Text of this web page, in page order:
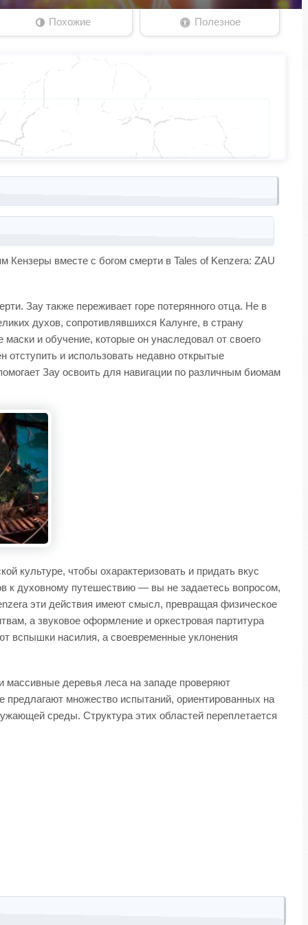
Похожие Полезное
вместе с богом смерти в Tales of Kenzera: ZAU
Зау также переживает горе потерянного отца. Не в
духов, сопротивлявшихся Калунге, в страну
и обучение, которые он унаследовал от своего
и использовать недавно открытые
Зау освоить для навигации по различным биомам
культуре, чтобы охарактеризовать и придать вкус
к духовному путешествию — вы не задаетесь вопросом,
эти действия имеют смысл, превращая физическое
а звуковое оформление и оркестровая партитура
вспышки насилия, а своевременные уклонения
массивные деревья леса на западе проверяют
предлагают множество испытаний, ориентированных на
среды. Структура этих областей переплетается